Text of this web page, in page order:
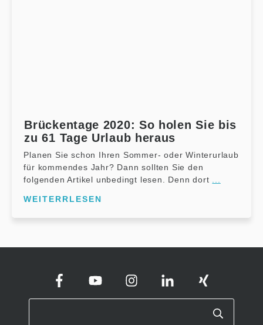
Brückentage 2020: So holen Sie bis
zu 61 Tage Urlaub heraus
Planen Sie schon Ihren Sommer- oder Winterurlaub
für kommendes Jahr? Dann sollten Sie den
folgenden Artikel unbedingt lesen. Denn dort
WEITERRLESEN